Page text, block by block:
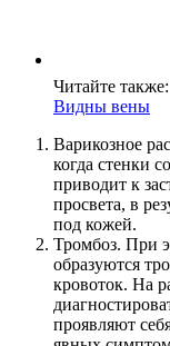
Читайте также:
Видны вены
Варикозное
когда стенки
приводит к
просвета, в
под кожей.
Тромбоз. При
образуются
кровоток. На
проявляют